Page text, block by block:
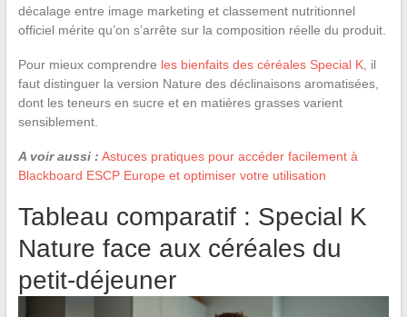
décalage entre image marketing et classement nutritionnel
officiel mérite qu’on s’arrête sur la composition réelle du produit.
Pour mieux comprendre les bienfaits des céréales Special K, il
faut distinguer la version Nature des déclinaisons aromatisées,
dont les teneurs en sucre et en matières grasses varient
sensiblement.
A voir aussi : Astuces pratiques pour accéder facilement à
Blackboard ESCP Europe et optimiser votre utilisation
Tableau comparatif : Special K
Nature face aux céréales du
petit-déjeuner